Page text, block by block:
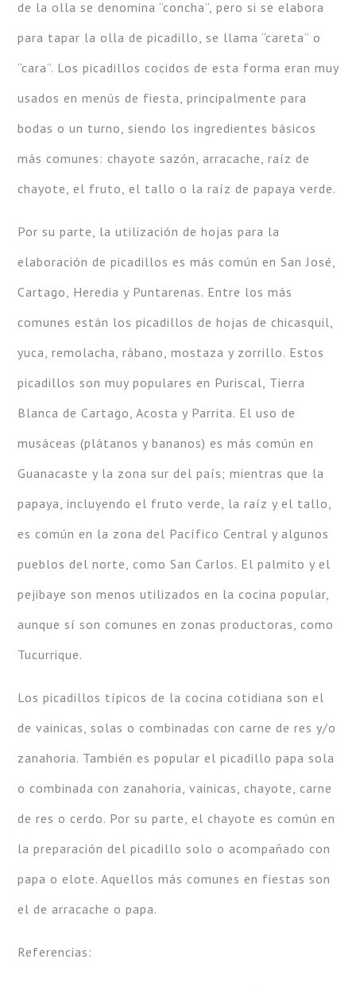
de la olla se denomina “concha”, pero si se elabora
para tapar la olla de picadillo, se llama “careta” o
“cara”. Los picadillos cocidos de esta forma eran muy
usados en menús de fiesta, principalmente para
bodas o un turno, siendo los ingredientes básicos
más comunes: chayote sazón, arracache, raíz de
chayote, el fruto, el tallo o la raíz de papaya verde.
Por su parte, la utilización de hojas para la
elaboración de picadillos es más común en San José,
Cartago, Heredia y Puntarenas. Entre los más
comunes están los picadillos de hojas de chicasquil,
yuca, remolacha, rábano, mostaza y zorrillo. Estos
picadillos son muy populares en Puriscal, Tierra
Blanca de Cartago, Acosta y Parrita. El uso de
musáceas (plátanos y bananos) es más común en
Guanacaste y la zona sur del país; mientras que la
papaya, incluyendo el fruto verde, la raíz y el tallo,
es común en la zona del Pacífico Central y algunos
pueblos del norte, como San Carlos. El palmito y el
pejibaye son menos utilizados en la cocina popular,
aunque sí son comunes en zonas productoras, como
Tucurrique.
Los picadillos típicos de la cocina cotidiana son el
de vainicas, solas o combinadas con carne de res y/o
zanahoria. También es popular el picadillo papa sola
o combinada con zanahoria, vainicas, chayote, carne
de res o cerdo. Por su parte, el chayote es común en
la preparación del picadillo solo o acompañado con
papa o elote. Aquellos más comunes en fiestas son
el de arracache o papa.
Referencias: